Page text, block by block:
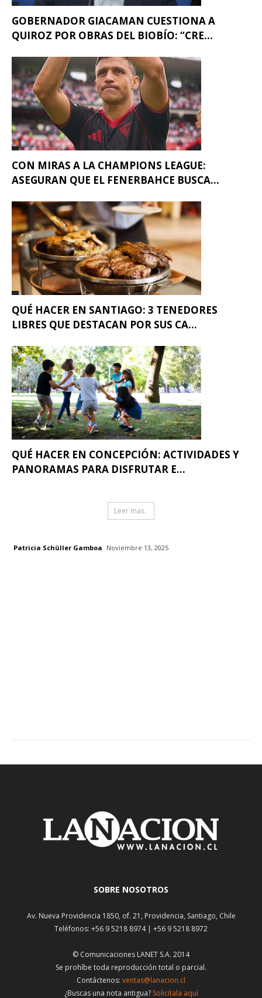
GOBERNADOR GIACAMAN CUESTIONA A
QUIROZ POR OBRAS DEL BIOBÍO: “CRE...
CON MIRAS A LA CHAMPIONS LEAGUE:
ASEGURAN QUE EL FENERBAHCE BUSCA...
QUÉ HACER EN SANTIAGO: 3 TENEDORES
LIBRES QUE DESTACAN POR SUS CA...
QUÉ HACER EN CONCEPCIÓN: ACTIVIDADES Y
PANORAMAS PARA DISFRUTAR E...
Leer mas
Patricia Schüller Gamboa Noviembre 13, 2025
SOBRE NOSOTROS
Av. Nueva Providencia 1850, of. 21, Providencia, Santiago, Chile
Teléfonos: +56 9 5218 8974 | +56 9 5218 8972
© Comunicaciones LANET S.A. 2014
Se prohíbe toda reproducción total o parcial.
Contáctenos: ventas@lanacion.cl
¿Buscas una nota antigua? Solicítala aquí